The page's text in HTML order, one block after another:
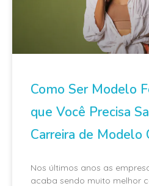
Como Ser Modelo
que Você Precisa
Carreira de Modelo
Nos últimos anos as
acaba sendo muito melhor